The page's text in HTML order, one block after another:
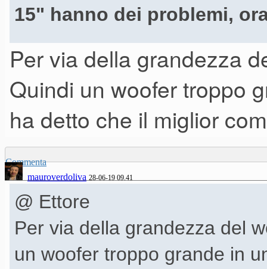
15" hanno dei problemi,
mi domando con che razza
che vuol dire avere
Per via della grandezza
Quindi un woofer troppo
ha detto che il miglior
Commenta
mauroverdoliva 28-06-19 09.41
@ Ettore
Per via della grandezza del
un woofer troppo grande in